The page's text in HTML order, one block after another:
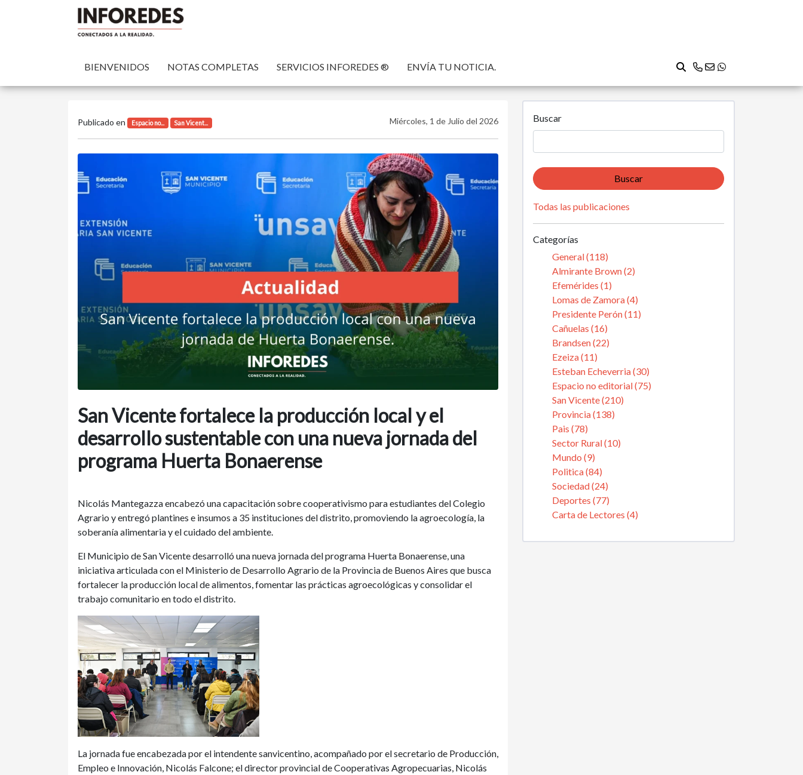
BIENVENIDOS NOTAS COMPLETAS SERVICIOS INFOREDES ® ENVÍA TU NOTICIA.
Publicado en Espacio no... San Vicent... Miércoles, 1 de Julio del 2026
San Vicente fortalece la producción local y el
desarrollo sustentable con una nueva jornada del
programa Huerta Bonaerense
Nicolás Mantegazza encabezó una capacitación sobre cooperativismo para estudiantes del Colegio
Agrario y entregó plantines e insumos a 35 instituciones del distrito, promoviendo la agroecología, la
soberanía alimentaria y el cuidado del ambiente.
El Municipio de San Vicente desarrolló una nueva jornada del programa Huerta Bonaerense, una
iniciativa articulada con el Ministerio de Desarrollo Agrario de la Provincia de Buenos Aires que busca
fortalecer la producción local de alimentos, fomentar las prácticas agroecológicas y consolidar el
trabajo comunitario en todo el distrito.
La jornada fue encabezada por el intendente sanvicentino, acompañado por el secretario de Producción,
Empleo e Innovación, Nicolás Falcone; el director provincial de Cooperativas Agropecuarias, Nicolás
Buscar
Buscar
Todas las publicaciones
Categorías
General (118)
Almirante Brown (2)
Efemérides (1)
Lomas de Zamora (4)
Presidente Perón (11)
Cañuelas (16)
Brandsen (22)
Ezeiza (11)
Esteban Echeverria (30)
Espacio no editorial (75)
San Vicente (210)
Provincia (138)
Pais (78)
Sector Rural (10)
Mundo (9)
Politica (84)
Sociedad (24)
Deportes (77)
Carta de Lectores (4)